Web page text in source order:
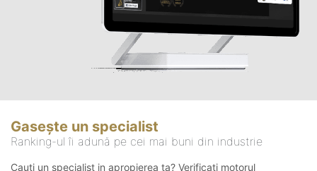
Gasește un specialist
Ranking-ul îi adună pe cei mai buni din industrie
Cauți un specialist in apropierea ta? Verificați motorul